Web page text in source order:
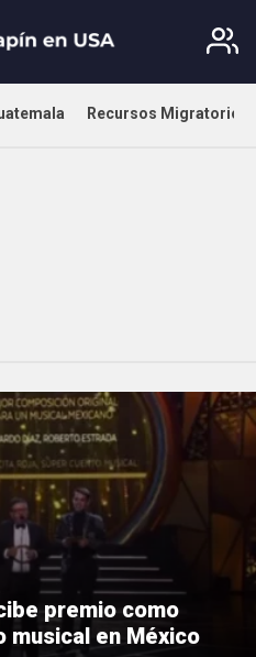
Recursos Migratorios
premio como
en México